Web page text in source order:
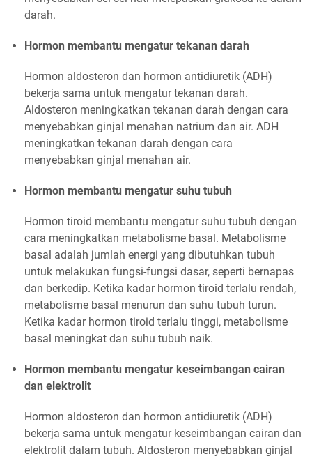
darah.
Hormon membantu mengatur tekanan darah
Hormon aldosteron dan hormon antidiuretik (ADH)
bekerja sama untuk mengatur tekanan darah.
Aldosteron meningkatkan tekanan darah dengan cara
menyebabkan ginjal menahan natrium dan air. ADH
meningkatkan tekanan darah dengan cara
menyebabkan ginjal menahan air.
Hormon membantu mengatur suhu tubuh
Hormon tiroid membantu mengatur suhu tubuh dengan
cara meningkatkan metabolisme basal. Metabolisme
basal adalah jumlah energi yang dibutuhkan tubuh
untuk melakukan fungsi-fungsi dasar, seperti bernapas
dan berkedip. Ketika kadar hormon tiroid terlalu rendah,
metabolisme basal menurun dan suhu tubuh turun.
Ketika kadar hormon tiroid terlalu tinggi, metabolisme
basal meningkat dan suhu tubuh naik.
Hormon membantu mengatur keseimbangan cairan
dan elektrolit
Hormon aldosteron dan hormon antidiuretik (ADH)
bekerja sama untuk mengatur keseimbangan cairan dan
elektrolit dalam tubuh. Aldosteron menyebabkan ginjal